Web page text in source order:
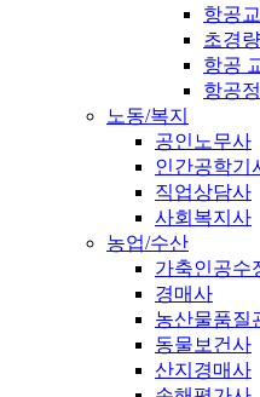
항공
초경
항공
항공
노동/복지
공인노무사
인간공학기
직업상담사
사회복지사
농업/수산
가축인공수
경매사
농산물품질
동물보건사
산지경매사